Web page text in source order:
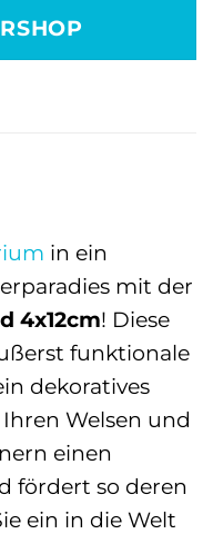
in ein
mit der
4x12cm! Diese
funktionale
dekoratives
Welsen und
einen
fördert so deren
ein in die Welt